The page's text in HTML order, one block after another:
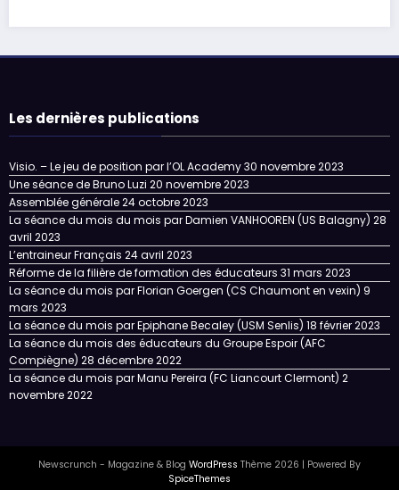
Les dernières publications
Visio. – Le jeu de position par l’OL Academy30 novembre 2023
Une séance de Bruno Luzi 20 novembre 2023
Assemblée générale24 octobre 2023
La séance du mois du mois par Damien VANHOOREN (US Balagny) 28
avril 2023
L’entraineur Français 24 avril 2023
Réforme de la filière de formation des éducateurs 31 mars 2023
La séance du mois par Florian Goergen (CS Chaumont en vexin) 9
mars 2023
La séance du mois par Epiphane Becaley (USM Senlis) 18 février 2023
La séance du mois des éducateurs du Groupe Espoir (AFC
Compiègne) 28 décembre 2022
La séance du mois par Manu Pereira (FC Liancourt Clermont) 2
novembre 2022
Newscrunch - Magazine & Blog WordPress Thème 2026 | Powered By
SpiceThemes